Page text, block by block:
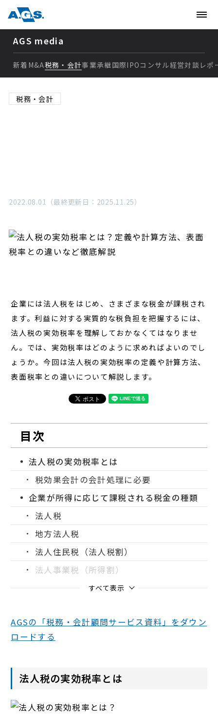
AGS media
新着
M&A
コンサル
対談
新着 M&A税務・会計事業承継国際IPO コンサル経営対談 レポ
税務・会計
2022.08.01（最終更新日：2025.11.25）
企業には法人税をはじめ、さまざまな税金が課税され
ます。利益に対する実質的な税負担を把握するには、
法人税の実効税率を理解しておかなくてはなりませ
ん。では、実効税率はどのように求めればよいのでし
ょうか。今回は法人税の実効税率の定義や計算方法、
表面税率との違いについて解説します。
目次
法人税の実効税率とは
税効果会計の会計処理に必要
企業が所得に応じて課税される税金の種類
法人税
地方法人税
法人住民税（法人税割）
法人事業税（所得割）
すべて表示
AGSの「税務・会計顧問サービス資料」をダウン
ロードする
法人税の実効税率とは